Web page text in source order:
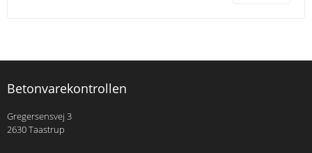
Betonvarekontrollen
Gregersensvej 3
2630 Taastrup